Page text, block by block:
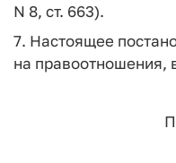
N 8, ст. 663).
7. Настоящее
на правоотношения,